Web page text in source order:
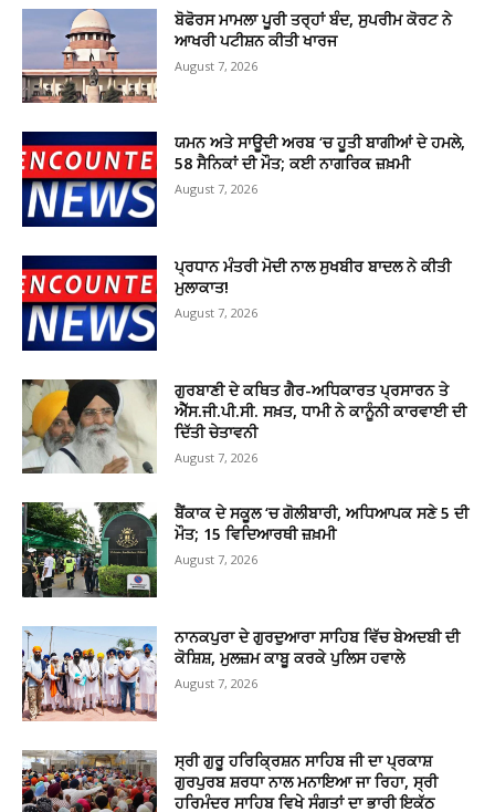
ਬੋਫੋਰਸ ਮਾਮਲਾ ਪੂਰੀ ਤਰ੍ਹਾਂ ਬੰਦ, ਸੁਪਰੀਮ ਕੋਰਟ ਨੇ
ਆਖਰੀ ਪਟੀਸ਼ਨ ਕੀਤੀ ਖਾਰਜ
August 7, 2026
ਯਮਨ ਅਤੇ ਸਾਊਦੀ ਅਰਬ ‘ਚ ਹੂਤੀ ਬਾਗੀਆਂ ਦੇ ਹਮਲੇ,
58 ਸੈਨਿਕਾਂ ਦੀ ਮੌਤ; ਕਈ ਨਾਗਰਿਕ ਜ਼ਖ਼ਮੀ
August 7, 2026
ਪ੍ਰਧਾਨ ਮੰਤਰੀ ਮੋਦੀ ਨਾਲ ਸੁਖਬੀਰ ਬਾਦਲ ਨੇ ਕੀਤੀ
ਮੁਲਾਕਾਤ!
August 7, 2026
ਗੁਰਬਾਣੀ ਦੇ ਕਥਿਤ ਗੈਰ-ਅਧਿਕਾਰਤ ਪ੍ਰਸਾਰਨ ਤੇ
ਐੱਸ.ਜੀ.ਪੀ.ਸੀ. ਸਖ਼ਤ, ਧਾਮੀ ਨੇ ਕਾਨੂੰਨੀ ਕਾਰਵਾਈ ਦੀ
ਦਿੱਤੀ ਚੇਤਾਵਨੀ
August 7, 2026
ਬੈਂਕਾਕ ਦੇ ਸਕੂਲ ‘ਚ ਗੋਲੀਬਾਰੀ, ਅਧਿਆਪਕ ਸਣੇ 5 ਦੀ
ਮੌਤ; 15 ਵਿਦਿਆਰਥੀ ਜ਼ਖ਼ਮੀ
August 7, 2026
ਨਾਨਕਪੁਰਾ ਦੇ ਗੁਰਦੁਆਰਾ ਸਾਹਿਬ ਵਿੱਚ ਬੇਅਦਬੀ ਦੀ
ਕੋਸ਼ਿਸ਼, ਮੁਲਜ਼ਮ ਕਾਬੂ ਕਰਕੇ ਪੁਲਿਸ ਹਵਾਲੇ
August 7, 2026
ਸ੍ਰੀ ਗੁਰੂ ਹਰਿਕ੍ਰਿਸ਼ਨ ਸਾਹਿਬ ਜੀ ਦਾ ਪ੍ਰਕਾਸ਼
ਗੁਰਪੁਰਬ ਸ਼ਰਧਾ ਨਾਲ ਮਨਾਇਆ ਜਾ ਰਿਹਾ, ਸ੍ਰੀ
ਹਰਿਮੰਦਰ ਸਾਹਿਬ ਵਿਖੇ ਸੰਗਤਾਂ ਦਾ ਭਾਰੀ ਇਕੱਠ